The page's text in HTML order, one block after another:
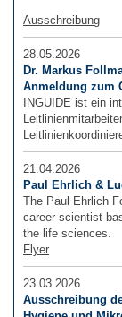
Ausschreibung
28.05.2026
Dr. Markus
Anmeldung zum
INGUIDE ist ein
21.04.2026
Paul Ehrlich &
The Paul Ehrlich
career scientist
the life sciences.
Flyer
23.03.2026
Ausschreibung